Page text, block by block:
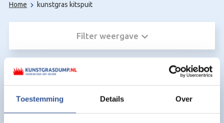
Toestemming Details Over
Home kunstgras kitspuit
Filter weergave
Kunstgras voor kunstgras kitspuit: